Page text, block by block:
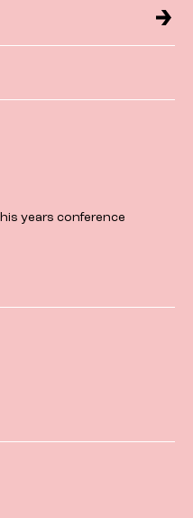
years conference